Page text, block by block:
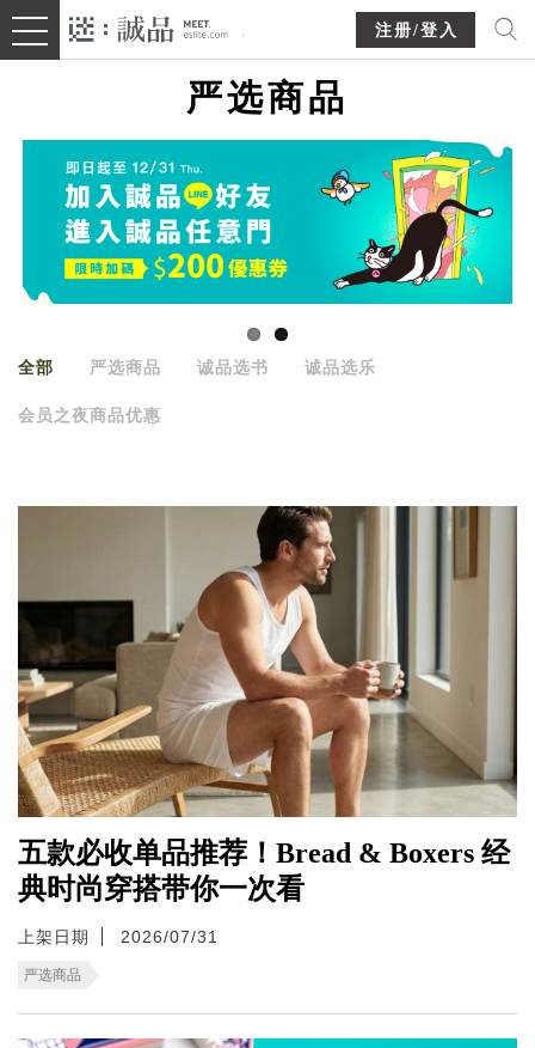
注册/登入
严选商品
全部 严选商品 诚品选书 诚品选乐
会员之夜商品优惠
五款必收单品推荐！Bread & Boxers 经
典时尚穿搭带你一次看
上架日期 2026/07/31
严选商品